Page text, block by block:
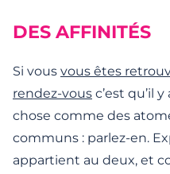
DES AFFINITÉS
Si vous vous êtes
rendez-vous c’est qu’il
chose comme des
communs : parlez-en.
appartient au deux, et